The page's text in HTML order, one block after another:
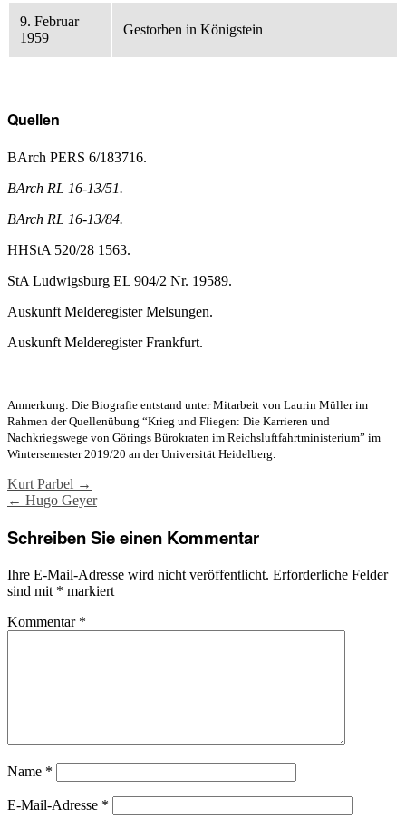
9. Februar
1959
Gestorben in Königstein
Quellen
BArch PERS 6/183716.
BArch RL 16-13/51.
BArch RL 16-13/84.
HHStA 520/28 1563.
StA Ludwigsburg EL 904/2 Nr. 19589.
Auskunft Melderegister Melsungen.
Auskunft Melderegister Frankfurt.
Anmerkung: Die Biografie entstand unter Mitarbeit von Laurin Müller im
Rahmen der Quellenübung “Krieg und Fliegen: Die Karrieren und
Nachkriegswege von Görings Bürokraten im Reichsluftfahrtministerium” im
Wintersemester 2019/20 an der Universität Heidelberg.
Post
Kurt Parbel →
← Hugo Geyer
Schreiben Sie einen Kommentar
Ihre E-Mail-Adresse wird nicht veröffentlicht. Erforderliche Felder
sind mit * markiert
Kommentar *
Name *
E-Mail-Adresse *